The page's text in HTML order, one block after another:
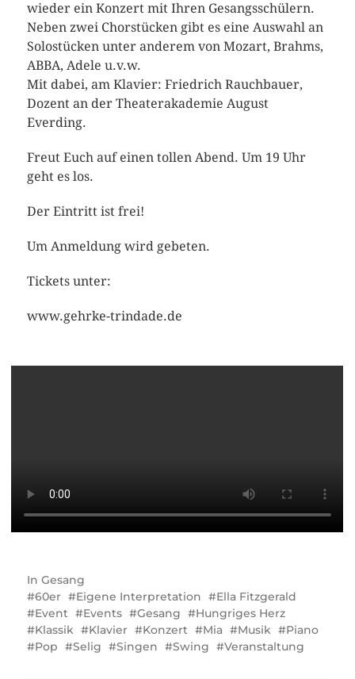
wieder ein Konzert mit Ihren Gesangsschülern.
Neben zwei Chorstücken gibt es eine Auswahl an
Solostücken unter anderem von Mozart, Brahms,
ABBA, Adele u.v.w.
Mit dabei, am Klavier: Friedrich Rauchbauer,
Dozent an der Theaterakademie August
Everding.
Freut Euch auf einen tollen Abend. Um 19 Uhr
geht es los.
Der Eintritt ist frei!
Um Anmeldung wird gebeten.
Tickets unter:
www.gehrke-trindade.de
In Gesang
60er
Eigene Interpretation
Ella Fitzgerald
Event
Events Gesang
Hungriges Herz
Klassik
Klavier Konzert Mia Musik
Piano
Pop
Selig Singen Swing Veranstaltung